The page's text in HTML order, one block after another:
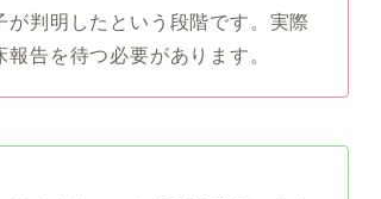
判明したという段階です。実際
告を待つ必要があります。